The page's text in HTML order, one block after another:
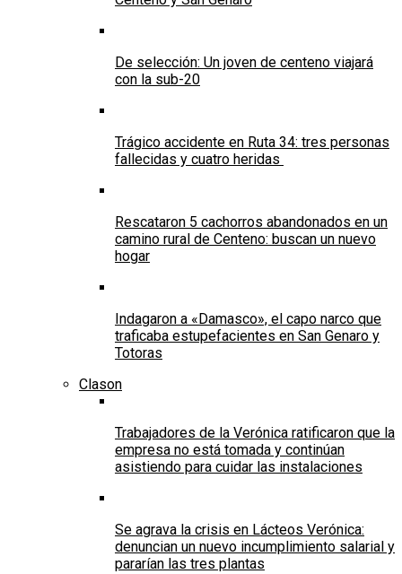
De selección: Un joven de centeno viajará
con la sub-20
Trágico accidente en Ruta 34: tres personas
fallecidas y cuatro heridas
Rescataron 5 cachorros abandonados en un
camino rural de Centeno: buscan un nuevo
hogar
Indagaron a «Damasco», el capo narco que
traficaba estupefacientes en San Genaro y
Totoras
Clason
Trabajadores de la Verónica ratificaron que la
empresa no está tomada y continúan
asistiendo para cuidar las instalaciones
Se agrava la crisis en Lácteos Verónica:
denuncian un nuevo incumplimiento salarial y
pararían las tres plantas